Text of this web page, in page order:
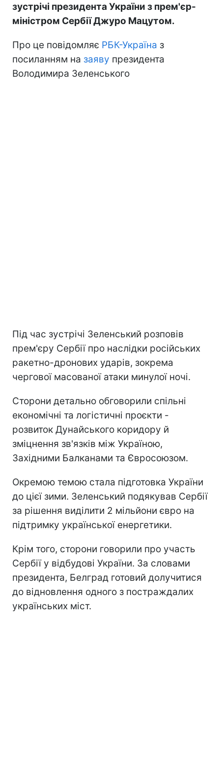
зустрічі президента України з прем'єр-
міністром Сербії Джуро Мацутом.
Про це повідомляє РБК-Україна з
посиланням на заяву президента
Володимира Зеленського
Під час зустрічі Зеленський розповів
прем'єру Сербії про наслідки російських
ракетно-дронових ударів, зокрема
чергової масованої атаки минулої ночі.
Сторони детально обговорили спільні
економічні та логістичні проєкти -
розвиток Дунайського коридору й
зміцнення зв'язків між Україною,
Західними Балканами та Євросоюзом.
Окремою темою стала підготовка України
до цієї зими. Зеленський подякував Сербії
за рішення виділити 2 мільйони євро на
підтримку української енергетики.
Крім того, сторони говорили про участь
Сербії у відбудові України. За словами
президента, Белград готовий долучитися
до відновлення одного з постраждалих
українських міст.